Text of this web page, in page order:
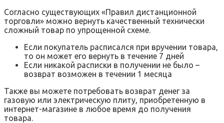
Согласно существующих «Правил дистанционной
торговли» можно вернуть качественный технически
сложный товар по упрощенной схеме.
Если покупатель расписался при вручении товара,
то он может его вернуть в течение 7 дней
Если никакой расписки в получении не было –
возврат возможен в течении 1 месяца
Также вы можете потребовать возврат денег за
газовую или электрическую плиту, приобретенную в
интернет-магазине в любое время до получения
товара.